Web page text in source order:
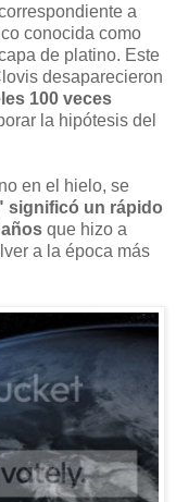
a
conocida como
de platino. Este
desaparecieron
100 veces
la hipótesis del
en el hielo, se
significó un rápido
que hizo a
a la época más